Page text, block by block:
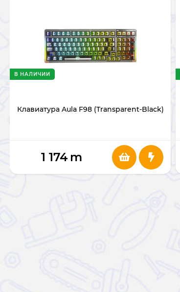
Клавиатура Aula F98 (Transparent-Black)
В НАЛИЧИИ
1 174 m